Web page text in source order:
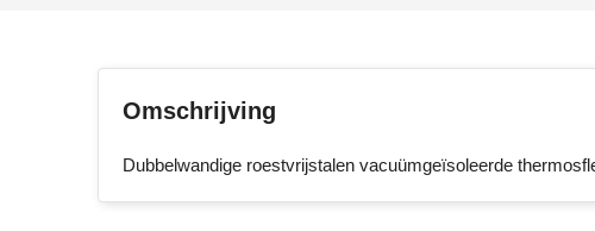
Omschrijving
Dubbelwandige roestvrijstalen vacuümgeïsoleerde